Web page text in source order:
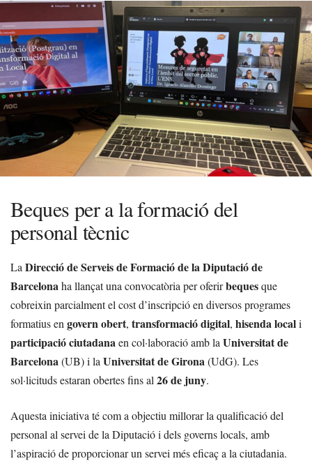
Beques per a la formació del
personal tècnic
La Direcció de Serveis de Formació de la Diputació de
Barcelonaha llançat una convocatòria per oferirbequesque
cobreixin parcialment el cost d’inscripció en diversos programes
formatius en govern obert, transformació digital, hisenda locali
participació ciutadanaen col·laboració amb la Universitat de
Barcelona(UB) i la Universitat de Girona(UdG). Les
sol·licituds estaran obertes fins al 26 de juny.
Aquesta iniciativa té com a objectiu millorar la qualificació del
personal al servei de la Diputació i dels governs locals, amb
l’aspiració de proporcionar un servei més eficaç a la ciutadania.